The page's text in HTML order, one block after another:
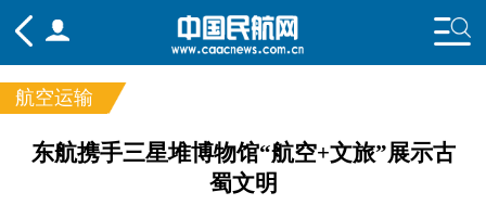
频道
国内
航空运输
东航携手三星堆博物馆“航空+文旅”展示古
蜀文明